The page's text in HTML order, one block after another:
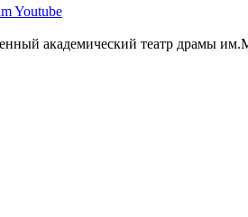
Youtube
академический театр драмы